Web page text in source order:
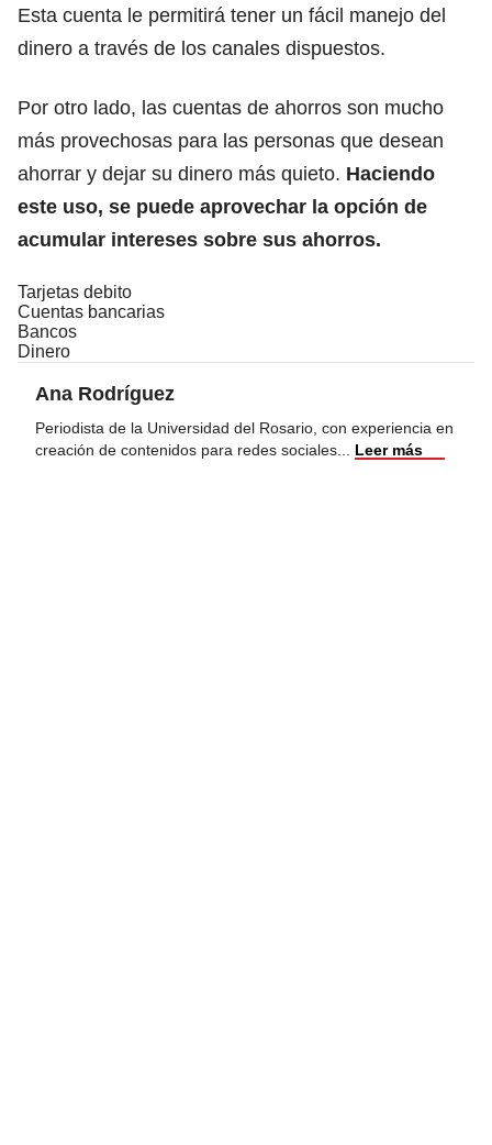
Esta cuenta le permitirá tener un fácil manejo del
dinero a través de los canales dispuestos.
Por otro lado, las cuentas de ahorros son mucho
más provechosas para las personas que desean
ahorrar y dejar su dinero más quieto. Haciendo
este uso, se puede aprovechar la opción de
acumular intereses sobre sus ahorros.
Tarjetas debito
Cuentas bancarias
Bancos
Dinero
Ana Rodríguez
Periodista de la Universidad del Rosario, con experiencia en
creación de contenidos para redes sociales
Leer más